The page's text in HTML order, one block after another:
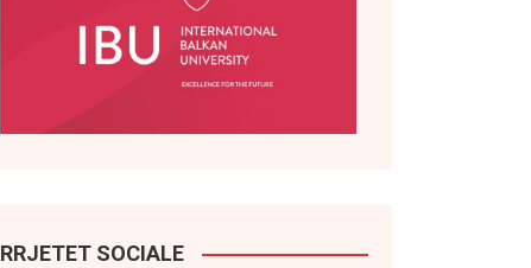
RRJETET SOCIALE